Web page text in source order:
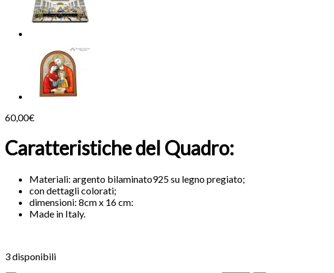
60,00€
Caratteristiche del Quadro:
Materiali: argento bilaminato925 su legno pregiato;
con dettagli colorati;
dimensioni: 8cm x 16 cm:
Made in Italy.
3 disponibili